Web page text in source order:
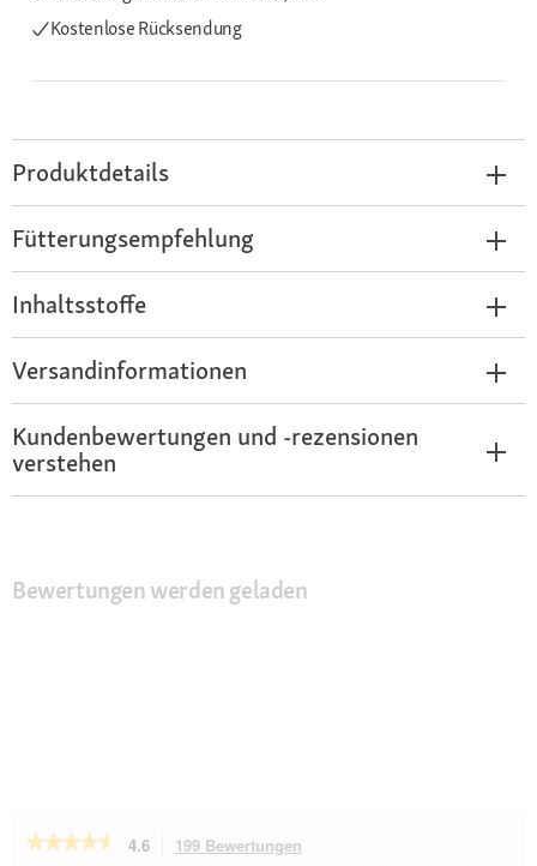
Kostenlose Rücksendung
Produktdetails
Fütterungsempfehlung
Inhaltsstoffe
Versandinformationen
Kundenbewertungen und -rezensionen
verstehen
Bewertungen werden geladen
★★★★★
★★★★★ 4.6 199 Bewertungen